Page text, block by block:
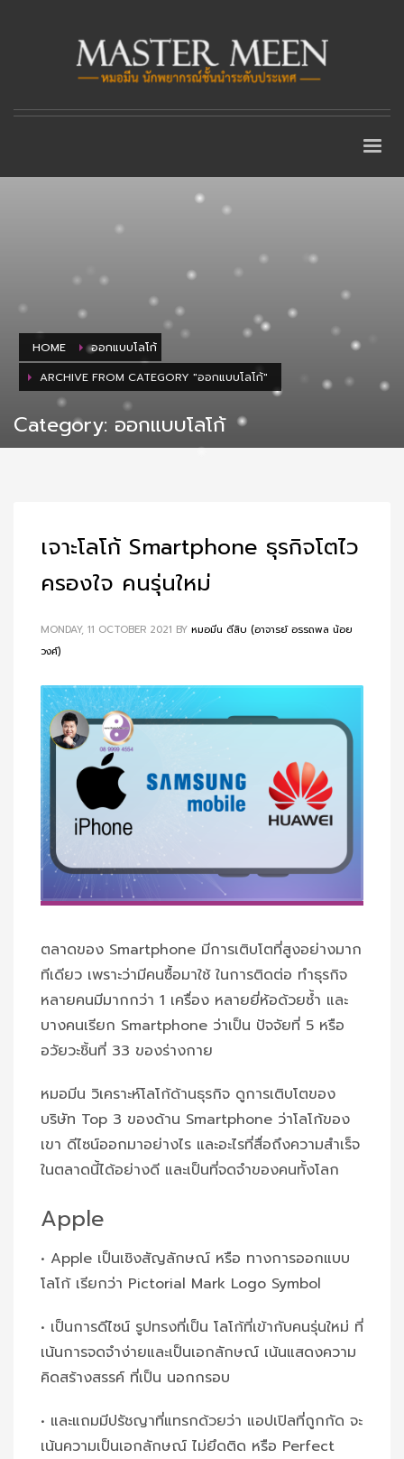
HOME
ออกแบบโลโก้
ARCHIVE FROM CATEGORY "ออกแบบโลโก้"
Category: ออกแบบโลโก้
เจาะโลโก้ Smartphone ธุรกิจโตไว
ครองใจ คนรุ่นใหม่
MONDAY, 11 OCTOBER 2021 BY หมอมีน ตีสิบ (อาจารย์ อรรถพล น้อย
วงศ์)
ตลาดของ Smartphone มีการเติบโตที่สูงอย่างมาก
ทีเดียว เพราะว่ามีคนซื้อมาใช้ ในการติดต่อ ทำธุรกิจ
หลายคนมีมากกว่า 1 เครื่อง หลายยี่ห้อด้วยซ้ำ และ
บางคนเรียก Smartphone ว่าเป็น ปัจจัยที่ 5 หรือ
อวัยวะชิ้นที่ 33 ของร่างกาย
หมอมีน วิเคราะห์โลโก้ด้านธุรกิจ ดูการเติบโตของ
บริษัท Top 3 ของด้าน Smartphone ว่าโลโก้ของ
เขา ดีไซน์ออกมาอย่างไร และอะไรที่สื่อถึงความสำเร็จ
ในตลาดนี้ได้อย่างดี และเป็นที่จดจำของคนทั้งโลก
Apple
• Apple เป็นเชิงสัญลักษณ์ หรือ ทางการออกแบบ
โลโก้ เรียกว่า Pictorial Mark Logo Symbol
• เป็นการดีไซน์ รูปทรงที่เป็น โลโก้ที่เข้ากับคนรุ่นใหม่ ที่
เน้นการจดจำง่ายและเป็นเอกลักษณ์ เน้นแสดงความ
คิดสร้างสรรค์ ที่เป็น นอกกรอบ
• และแถมมีปรัชญาที่แทรกด้วยว่า แอปเปิลที่ถูกกัด จะ
เน้นความเป็นเอกลักษณ์ ไม่ยึดติด หรือ Perfect